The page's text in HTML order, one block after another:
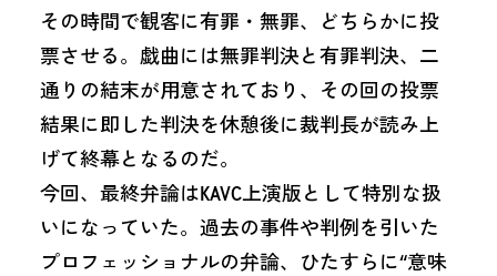
その時間で観客に有罪・無罪、どちらかに投
票させる。戯曲には無罪判決と有罪判決、二
通りの結末が用意されており、その回の投票
結果に即した判決を休憩後に裁判長が読み上
げて終幕となるのだ。
今回、最終弁論はKAVC上演版として特別な扱
いになっていた。過去の事件や判例を引いた
プロフェッショナルの弁論、ひたすらに“意味